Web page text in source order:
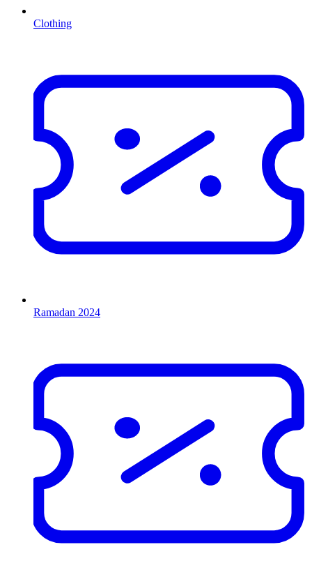
Clothing
Ramadan 2024